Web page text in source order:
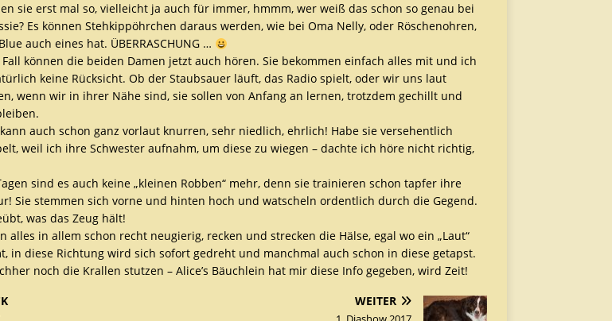
sie erst mal so, vielleicht ja auch für immer, hmmm, wer weiß das schon so genau bei
Es können Stehkippöhrchen daraus werden, wie bei Oma Nelly, oder Röschenohren,
auch eines hat. ÜBERRASCHUNG …
können die beiden Damen jetzt auch hören. Sie bekommen einfach alles mit und ich
keine Rücksicht. Ob der Staubsauer läuft, das Radio spielt, oder wir uns laut
wenn wir in ihrer Nähe sind, sie sollen von Anfang an lernen, trotzdem gechillt und
auch schon ganz vorlaut knurren, sehr niedlich, ehrlich! Habe sie versehentlich
weil ich ihre Schwester aufnahm, um diese zu wiegen – dachte ich höre nicht richtig,
sind es auch keine „kleinen Robben“ mehr, denn sie trainieren schon tapfer ihre
Sie stemmen sich vorne und hinten hoch und watscheln ordentlich durch die Gegend.
was das Zeug hält!
alles in allem schon recht neugierig, recken und strecken die Hälse, egal wo ein „Laut“
in diese Richtung wird sich sofort gedreht und manchmal auch schon in diese getapst.
noch die Krallen stutzen – Alice’s Bäuchlein hat mir diese Info gegeben, wird Zeit!
WEITER